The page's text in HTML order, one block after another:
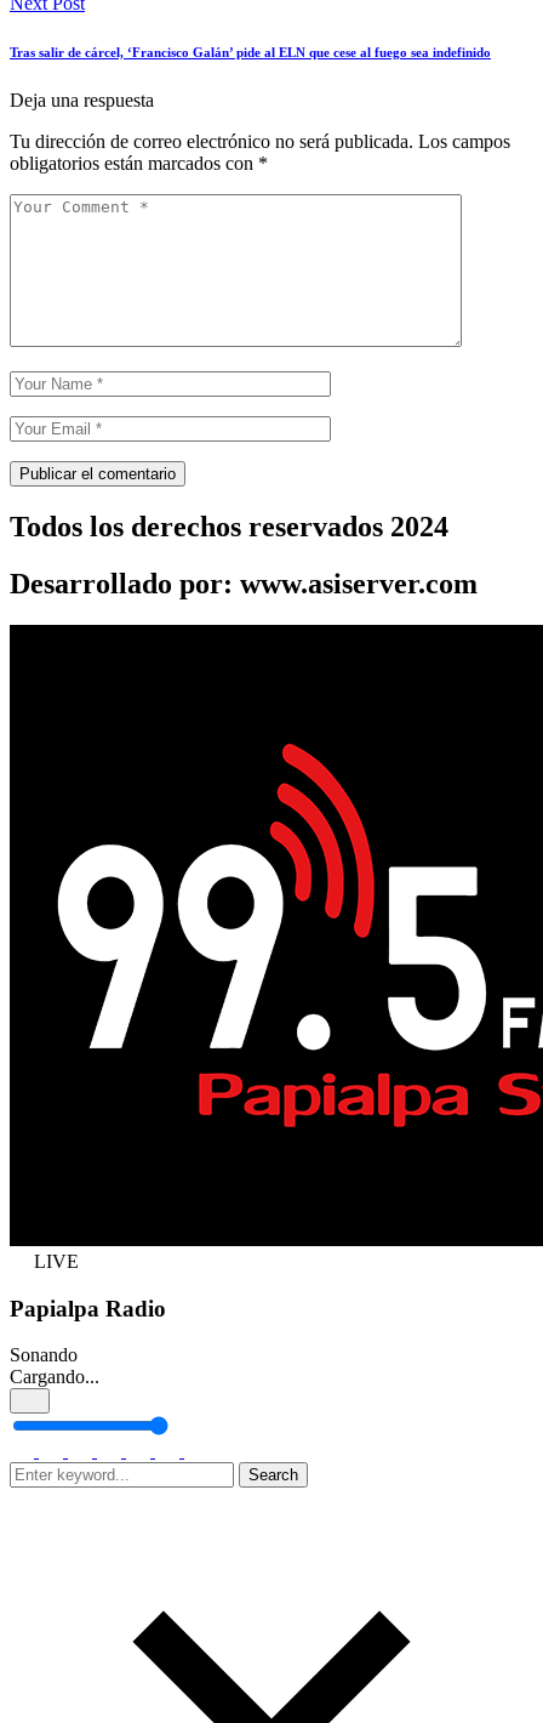
Tras salir de cárcel, ‘Francisco Galán’ pide al ELN que cese al fuego sea indefinido
Deja una respuesta
Tu dirección de correo electrónico no será publicada. Los campos
obligatorios están marcados con *
Todos los derechos reservados 2024
Desarrollado por: www.asiserver.com
LIVE
Papialpa Radio
Sonando
Cargando...
Search